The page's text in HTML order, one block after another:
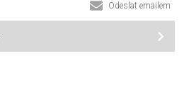
Odeslat emailem